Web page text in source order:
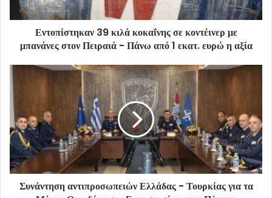
Εντοπίστηκαν 39 κιλά κοκαΐνης σε κοντέινερ με
μπανάνες στον Πειραιά - Πάνω από 1 εκατ. ευρώ η αξία
Συνάντηση αντιπροσωπειών Ελλάδας - Τουρκίας για τα